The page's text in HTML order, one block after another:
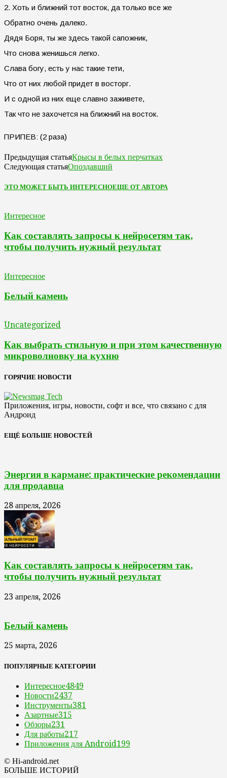
2. Хоть и ближний тот восток, да только все же
Обратно очень далеко.
Дядя Боря, ты же здесь такой сапожник,
Что снова женишься легко.
Слава богу, есть у нас такие тети,
Что от них любой придет в восторг.
И с одной из них еще славно заживете,
Так что не захочется на ближний на восток.
ПРИПЕВ: (2 раза)
Предыдущая статьяКрысы в белых перчатках
Следующая статьяОпоздавший
ЭТО МОЖЕТ БЫТЬ ИНТЕРЕСНОЕЩЕ ОТ АВТОРА
Интересное
Как составлять запросы к нейросетям так,
чтобы получить нужный результат
Интересное
Белый камень
Uncategorized
Как выбрать стильную и при этом качественную
микроволновку на кухню
ГОРЯЧИЕ НОВОСТИ
Приложения, игры, новости, софт и все, что связано с для
Андроид
ЕЩЁ БОЛЬШЕ НОВОСТЕЙ
Энергия в кармане: практические рекомендации
для продавца
28 апреля, 2026
Как составлять запросы к нейросетям так,
чтобы получить нужный результат
23 апреля, 2026
Белый камень
25 марта, 2026
ПОПУЛЯРНЫЕ КАТЕГОРИИ
Интересное4849
Новости2437
Инструменты381
Азартные315
Обзоры231
Для работы217
Приложения для Android199
© Hi-android.net
БОЛЬШЕ ИСТОРИЙ